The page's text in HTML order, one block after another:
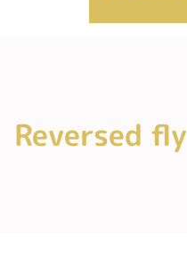
Reversed fly